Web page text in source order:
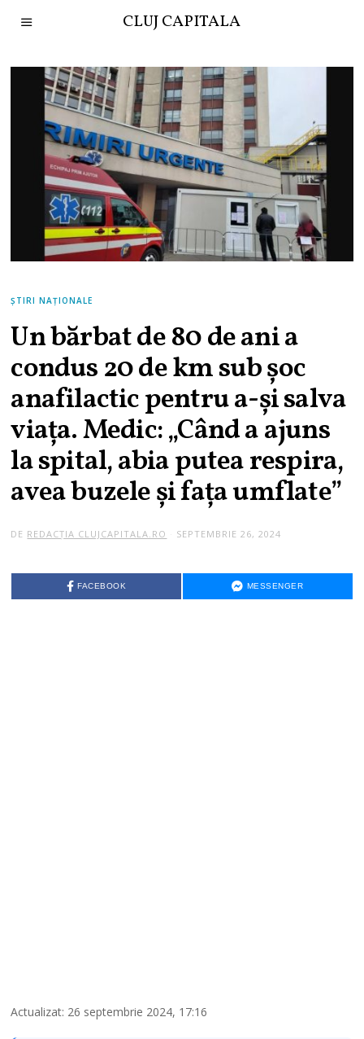
CLUJ CAPITALA
ȘTIRI NAȚIONALE
Un bărbat de 80 de ani a
condus 20 de km sub șoc
anafilactic pentru a-și salva
viața. Medic: „Când a ajuns
la spital, abia putea respira,
avea buzele și fața umflate”
DE REDACȚIA CLUJCAPITALA.RO SEPTEMBRIE 26, 2024
FACEBOOK MESSENGER
Actualizat: 26 septembrie 2024, 17:16